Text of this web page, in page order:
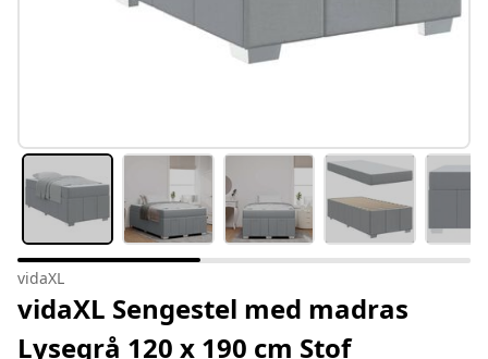
vidaXL
vidaXL Sengestel med madras
Lysegrå 120 x 190 cm Stof